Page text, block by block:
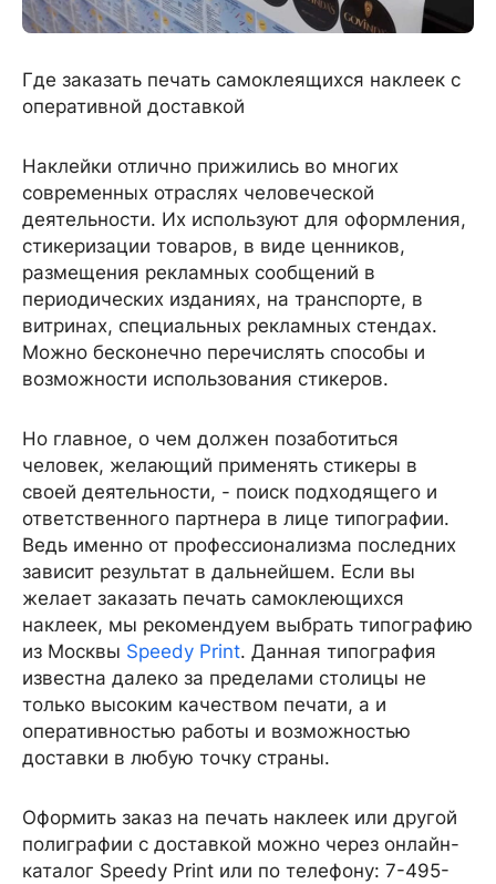
Где заказать печать самоклеящихся наклеек с
оперативной доставкой
Наклейки отлично прижились во многих
современных отраслях человеческой
деятельности. Их используют для оформления,
стикеризации товаров, в виде ценников,
размещения рекламных сообщений в
периодических изданиях, на транспорте, в
витринах, специальных рекламных стендах.
Можно бесконечно перечислять способы и
возможности использования стикеров.
Но главное, о чем должен позаботиться
человек, желающий применять стикеры в
своей деятельности, - поиск подходящего и
ответственного партнера в лице типографии.
Ведь именно от профессионализма последних
зависит результат в дальнейшем. Если вы
желает заказать печать самоклеющихся
наклеек, мы рекомендуем выбрать типографию
из Москвы Speedy Print. Данная типография
известна далеко за пределами столицы не
только высоким качеством печати, а и
оперативностью работы и возможностью
доставки в любую точку страны.
Оформить заказ на печать наклеек или другой
полиграфии с доставкой можно через онлайн-
каталог Speedy Print или по телефону: 7-495-